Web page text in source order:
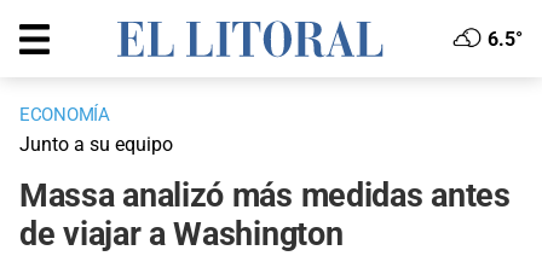
6.5°
ECONOMÍA
Junto a su equipo
Massa analizó más medidas antes
de viajar a Washington